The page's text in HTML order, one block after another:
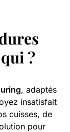
?
, adaptés
insatisfait
cuisses, de
pour